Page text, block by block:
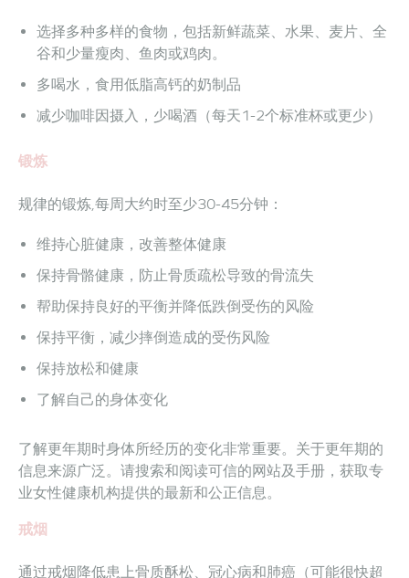
选择多种多样的食物，包括新鲜蔬菜、水果、麦片、全
谷和少量瘦肉、鱼肉或鸡肉。
多喝水，食用低脂高钙的奶制品
减少咖啡因摄入，少喝酒（每天1-2个标准杯或更少）
锻炼
规律的锻炼,每周大约时至少30-45分钟：
维持心脏健康，改善整体健康
保持骨骼健康，防止骨质疏松导致的骨流失
帮助保持良好的平衡并降低跌倒受伤的风险
保持平衡，减少摔倒造成的受伤风险
保持放松和健康
了解自己的身体变化
了解更年期时身体所经历的变化非常重要。关于更年期的
信息来源广泛。请搜索和阅读可信的网站及手册，获取专
业女性健康机构提供的最新和公正信息。
戒烟
通过戒烟降低患上骨质酥松、冠心病和肺癌（可能很快超